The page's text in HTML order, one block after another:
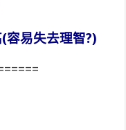
容易失去理智?)